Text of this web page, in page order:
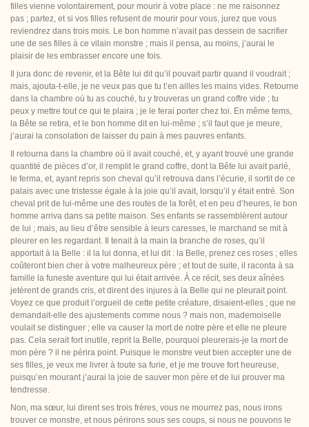
filles vienne volontairement, pour mourir à votre place : ne me raisonnez
pas ; partez, et si vos filles refusent de mourir pour vous, jurez que vous
reviendrez dans trois mois. Le bon homme n’avait pas dessein de sacrifier
une de ses filles à ce vilain monstre ; mais il pensa, au moins, j’aurai le
plaisir de les embrasser encore une fois.
Il jura donc de revenir, et la Bête lui dit qu’il pouvait partir quand il voudrait ;
mais, ajouta-t-elle, je ne veux pas que tu t’en ailles les mains vides. Retourne
dans la chambre où tu as couché, tu y trouveras un grand coffre vide ; tu
peux y mettre tout ce qui te plaira ; je le ferai porter chez toi. En même tems,
la Bête se retira, et le bon homme dit en lui-même ; s’il faut que je meure,
j’aurai la consolation de laisser du pain à mes pauvres enfants.
Il retourna dans la chambre où il avait couché, et, y ayant trouvé une grande
quantité de pièces d’or, il remplit le grand coffre, dont la Bête lui avait parlé,
le ferma, et, ayant repris son cheval qu’il retrouva dans l’écurie, il sortit de ce
palais avec une tristesse égale à la joie qu’il avait, lorsqu’il y était entré. Son
cheval prit de lui-même une des routes de la forêt, et en peu d’heures, le bon
homme arriva dans sa petite maison. Ses enfants se rassemblèrent autour
de lui ; mais, au lieu d’être sensible à leurs caresses, le marchand se mit à
pleurer en les regardant. Il tenait à la main la branche de roses, qu’il
apportait à la Belle : il la lui donna, et lui dit : la Belle, prenez ces roses ; elles
coûteront bien cher à votre malheureux père ; et tout de suite, il raconta à sa
famille la funeste aventure qui lui était arrivée. À ce récit, ses deux aînées
jetèrent de grands cris, etdirent des injures à la Belle qui ne pleurait point.
Voyez ce que produit l’orgueil de cette petite créature, disaient-elles ; que ne
demandait-elle des ajustements comme nous ? mais non, mademoiselle
voulait se distinguer ; elle va causer la mort de notre père et elle ne pleure
pas. Cela serait fort inutile, reprit la Belle, pourquoi pleurerais-je la mort de
mon père ? il ne périra point. Puisque le monstre veut bien accepter une de
ses filles, je veux me livrer à toute sa furie, et je me trouve fort heureuse,
puisqu’en mourant j’aurai la joie de sauver mon père et de lui prouver ma
tendresse.
Non, ma sœur, lui dirent ses trois frères, vous ne mourrez pas, nous irons
trouver ce monstre, et nous périrons sous ses coups, si nous ne pouvons le